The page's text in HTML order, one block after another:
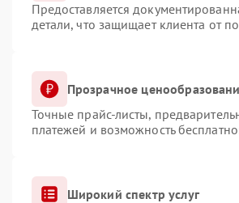
Предоставляется
детали, что защищает клиента от
Прозрачное
Точные прайс-листы,
платежей и возможность
Широкий спектр услуг